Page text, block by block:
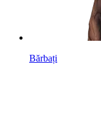
Bărbați